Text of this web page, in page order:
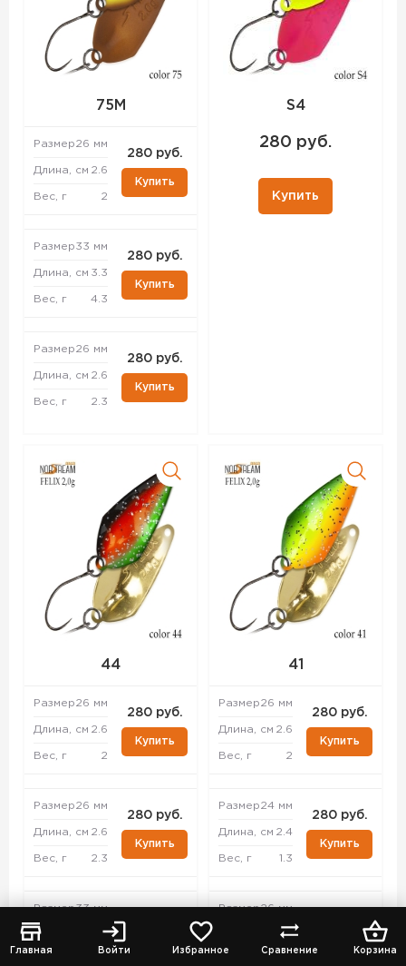
Главная Войти Избранное Сравнение Корзина
75M
Размер26 мм
Длина, см 2.6
Вес, г 2
280 руб.
Купить
Размер33 мм
Длина, см 3.3
Вес, г 4.3
280 руб.
Купить
Размер26 мм
Длина, см 2.6
Вес, г 2.3
280 руб.
Купить
S4
280 руб.
Купить
44
Размер26 мм
Длина, см 2.6
Вес, г 2
280 руб.
Купить
Размер26 мм
Длина, см 2.6
Вес, г 2.3
280 руб.
Купить
Размер33 мм
Длина, см 3.3
Купить
41
Размер26 мм
Длина, см 2.6
Вес, г 2
280 руб.
Купить
Размер24 мм
Длина, см 2.4
Вес, г 1.3
280 руб.
Купить
Размер26 мм
2.6
Купить